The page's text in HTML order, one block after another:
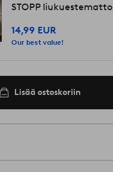
STOPP liukuestematto
14,99 EUR
Our best value!
Lisää ostoskoriin